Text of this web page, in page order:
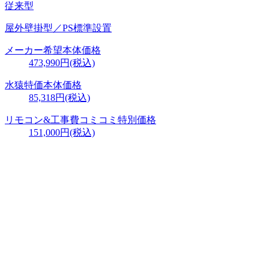
従来型
屋外壁掛型／PS標準設置
メーカー希望本体価格
473,990円(税込)
水猿特価本体価格
85,318円(税込)
リモコン&工事費コミコミ特別価格
151,000円(税込)